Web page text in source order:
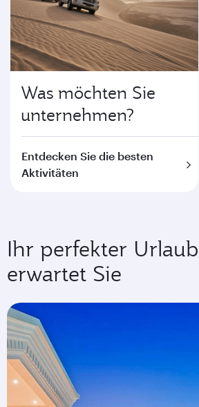
Was möchten Sie
unternehmen?
Entdecken Sie die besten
Aktivitäten
Ihr perfekter
erwartet Sie